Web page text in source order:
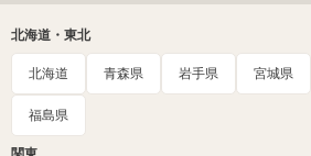
北海道・東北
北海道 青森県 岩手県 宮城県
福島県